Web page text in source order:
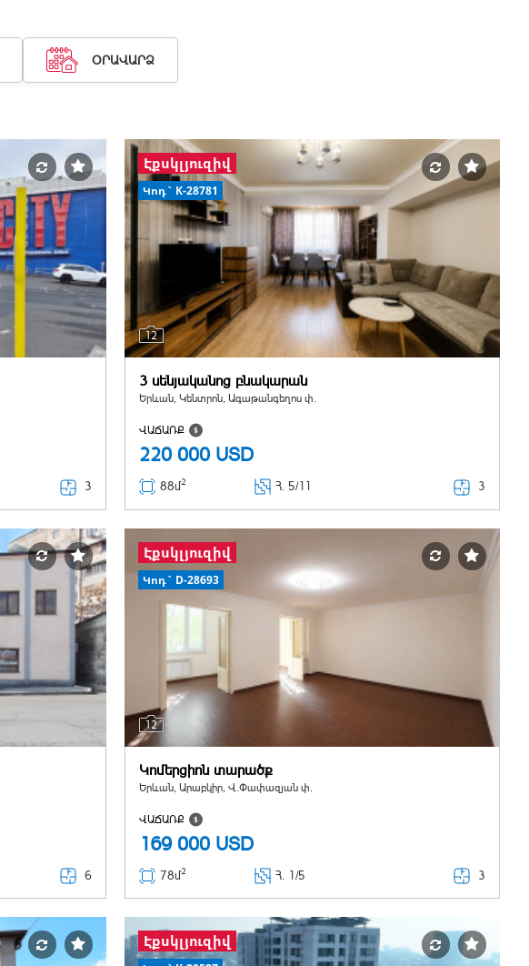
ՕՐԱՎԱՐՁ
3
12
Կոդ` K-28781
Էքսկլյուզիվ
3 սենյականոց բնակարան
Երևան, Կենտրոն, Ագաթանգեղոս փ.
ՎԱՃԱՌՔ
220 000 USD
88մ2 Հ. 5/11 3
6
12
Կոդ` D-28693
Էքսկլյուզիվ
Կոմերցիոն տարածք
Երևան, Արաբկիր, Վ.Փափազյան փ.
ՎԱՃԱՌՔ
169 000 USD
78մ2 Հ. 1/5 3
Էքսկլյուզիվ